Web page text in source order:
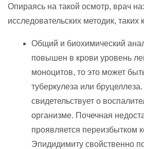
Опираясь на такой осмотр, врач
исследовательских методик, таких
Общий и биохимический
повышен в крови уровень
моноцитов, то это может
туберкулеза или
свидетельствует о
организме. Почечная
проявляется переизбытком
Эпидидимиту свойственно